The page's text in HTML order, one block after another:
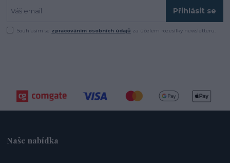
Přihlásit se
Souhlasím se zpracováním osobních údajů za účelem rozesílky newsletteru.
Naše nabídka